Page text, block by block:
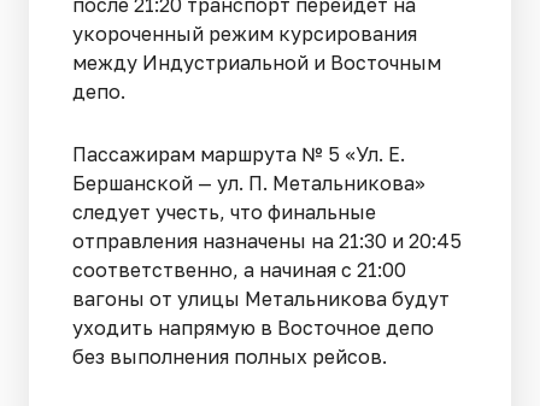
после 21:20 транспорт перейдет на
укороченный режим курсирования
между Индустриальной и Восточным
депо.
Пассажирам маршрута № 5 «Ул. Е.
Бершанской — ул. П. Метальникова»
следует учесть, что финальные
отправления назначены на 21:30 и 20:45
соответственно, а начиная с 21:00
вагоны от улицы Метальникова будут
уходить напрямую в Восточное депо
без выполнения полных рейсов.